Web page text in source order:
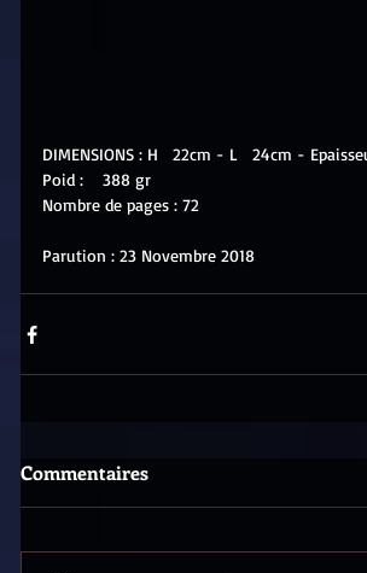
DIMENSIONS : H   22cm - L   24cm -
Poid :    388 gr
Nombre de pages : 72
Parution : 23 Novembre 2018
Commentaires